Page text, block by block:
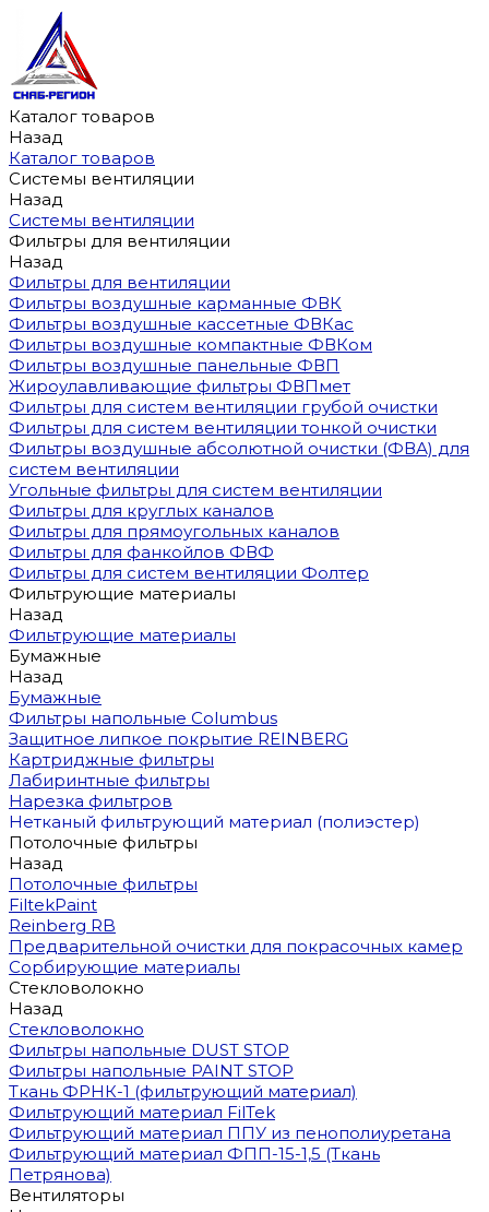
Каталог товаров
Назад
Каталог товаров
Системы вентиляции
Назад
Системы вентиляции
Фильтры для вентиляции
Назад
Фильтры для вентиляции
Фильтры воздушные карманные ФВК
Фильтры воздушные кассетные ФВКас
Фильтры воздушные компактные ФВКом
Фильтры воздушные панельные ФВП
Жироулавливающие фильтры ФВПмет
Фильтры для систем вентиляции грубой очистки
Фильтры для систем вентиляции тонкой очистки
Фильтры воздушные абсолютной очистки (ФВА) для
систем вентиляции
Угольные фильтры для систем вентиляции
Фильтры для круглых каналов
Фильтры для прямоугольных каналов
Фильтры для фанкойлов ФВФ
Фильтры для систем вентиляции Фолтер
Фильтрующие материалы
Назад
Фильтрующие материалы
Бумажные
Назад
Бумажные
Фильтры напольные Columbus
Защитное липкое покрытие REINBERG
Картриджные фильтры
Лабиринтные фильтры
Нарезка фильтров
Нетканый фильтрующий материал (полиэстер)
Потолочные фильтры
Назад
Потолочные фильтры
FiltekPaint
Reinberg RB
Предварительной очистки для покрасочных камер
Сорбирующие материалы
Стекловолокно
Назад
Стекловолокно
Фильтры напольные DUST STOP
Фильтры напольные PAINT STOP
Ткань ФРНК-1 (фильтрующий материал)
Фильтрующий материал FilTek
Фильтрующий материал ППУ из пенополиуретана
Фильтрующий материал ФПП-15-1,5 (Ткань
Петрянова)
Вентиляторы